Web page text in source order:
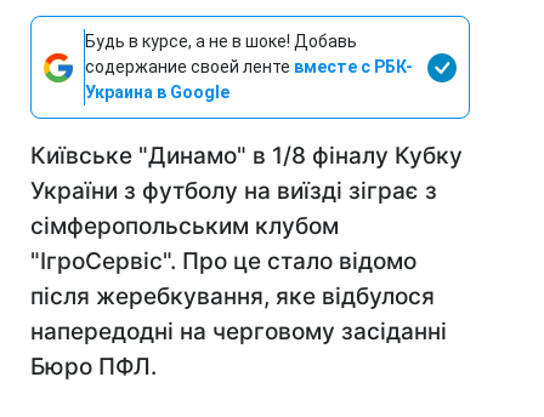
Будь в курсе, а не в шоке! Добавь
содержание своей ленте вместе с РБК-
Украина в Google
Київське "Динамо" в 1/8 фіналу Кубку
України з футболу на виїзді зіграє з
сімферопольським клубом
"ІгроСервіс". Про це стало відомо
після жеребкування, яке відбулося
напередодні на черговому засіданні
Бюро ПФЛ.